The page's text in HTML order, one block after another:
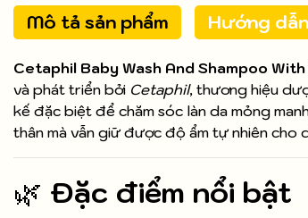
Mô tả sản phẩm Hướng
Cetaphil Baby Wash And Shampoo
và phát triển bởi Cetaphil, thương hiệu
kế đặc biệt để chăm sóc làn da mỏng
thân mà vẫn giữ được độ ẩm tự nhiên cho
🌿 Đặc điểm nổi bật